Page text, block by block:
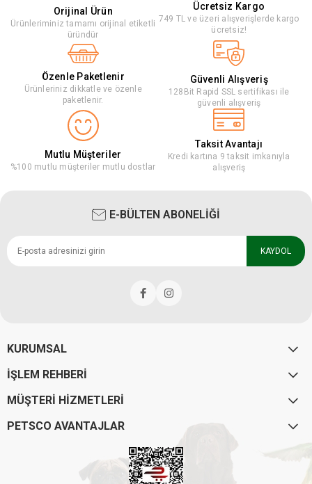
Orijinal Ürün
Ürünleriminiz tamamı orijinal etiketli
üründür
Ücretsiz Kargo
749 TL ve üzeri alışverişlerde kargo
ücretsiz!
Özenle Paketlenir
Ürünleriniz dikkatle ve özenle
paketlenir.
Güvenli Alışveriş
128Bit Rapid SSL sertifikası ile
güvenli alışveriş
Mutlu Müşteriler
%100 mutlu müşteriler mutlu dostlar
Taksit Avantajı
Kredi kartına 9 taksit imkanıyla
alışveriş
E-BÜLTEN ABONELİĞİ
KAYDOL
KURUMSAL
İŞLEM REHBERİ
MÜŞTERİ HİZMETLERİ
PETSCO AVANTAJLAR